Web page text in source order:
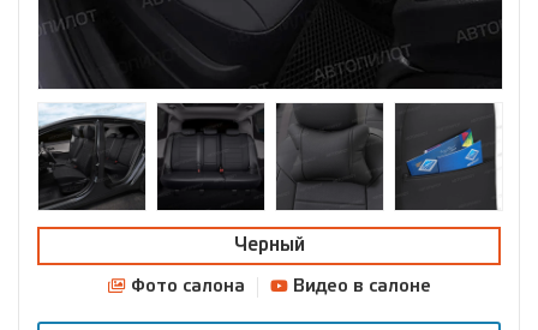
Черный
Фото салона Видео в салоне